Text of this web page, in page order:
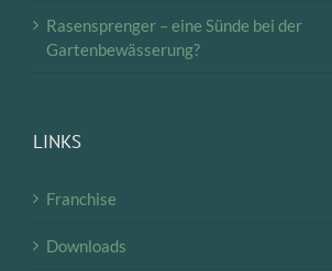
Rasensprenger – eine Sünde bei der
Gartenbewässerung?
LINKS
Franchise
Downloads